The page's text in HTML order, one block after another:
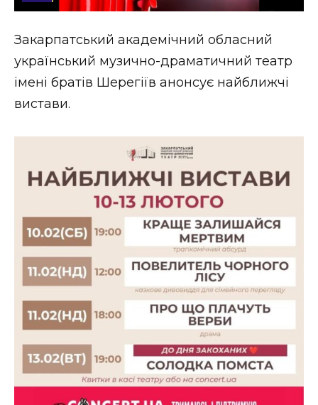
Стиль життя
Втрачений Ужгород
Втрачений Ужгород (відеоверсія)
ЗАКАРПАТСЬКІ НОВИНИ
НОВИНИ ЗАХІДНОЇ УКРАЇНИ
ФОТО
ВІДЕО
Закарпатський академічний обласний
український музично-драматичний театр
імені братів Шерегіїв анонсує найближчі
вистави.